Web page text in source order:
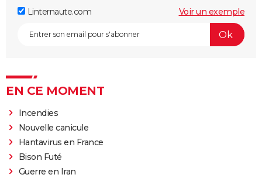
Linternaute.com Voir un exemple
EN CE MOMENT
Incendies
Nouvelle canicule
Hantavirus en France
Bison Futé
Guerre en Iran